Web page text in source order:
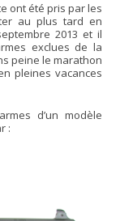
ont été pris par les
au plus tard en
2013 et il
exclues de la
peine le marathon
pleines vacances
d’un modèle
: